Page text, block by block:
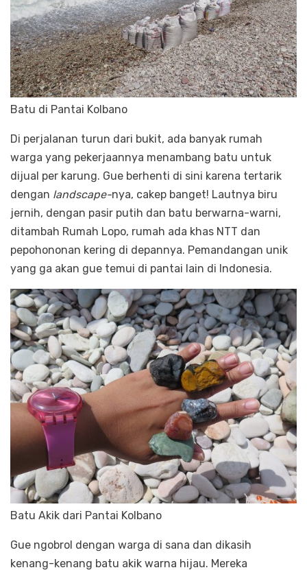
Batu di Pantai Kolbano
Di perjalanan turun dari bukit, ada banyak rumah
warga yang pekerjaannya menambang batu untuk
dijual per karung. Gue berhenti di sini karena tertarik
dengan landscape-nya, cakep banget! Lautnya biru
jernih, dengan pasir putih dan batu berwarna-warni,
ditambah Rumah Lopo, rumah ada khas NTT dan
pepohononan kering di depannya. Pemandangan unik
yang ga akan gue temui di pantai lain di Indonesia.
Batu Akik dari Pantai Kolbano
Gue ngobrol dengan warga di sana dan dikasih
kenang-kenang batu akik warna hijau. Mereka